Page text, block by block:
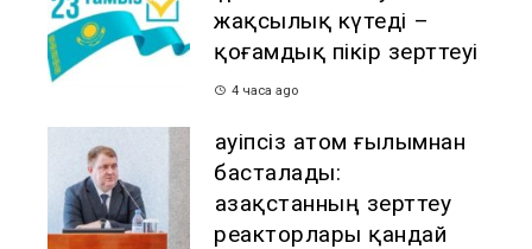
жақсылық күтеді –
қоғамдық пікір зерттеуі
4 часа ago
Қауіпсіз атом ғылымнан
басталады:
Қазақстанның зерттеу
реакторлары қандай